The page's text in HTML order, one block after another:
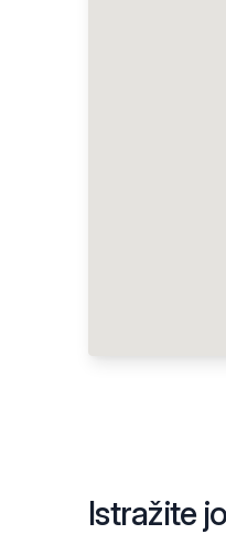
Istražite